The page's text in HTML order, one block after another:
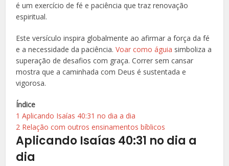
é um exercício de fé e paciência que traz renovação
espiritual.
Este versículo inspira globalmente ao afirmar a força da fé
e a necessidade da paciência.Voar como águia simboliza a
superação de desafios com graça. Correr sem cansar
mostra que a caminhada com Deus é sustentada e
vigorosa.
Índice
1 Aplicando Isaías 40:31 no dia a dia
2 Relação com outros ensinamentos bíblicos
Aplicando Isaías 40:31 no dia a
dia